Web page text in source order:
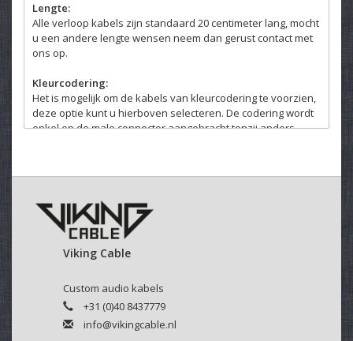
Lengte:
Alle verloop kabels zijn standaard 20 centimeter lang, mocht
u een andere lengte wensen neem dan gerust contact met
ons op.
Kleurcodering:
Het is mogelijk om de kabels van kleurcodering te voorzien,
deze optie kunt u hierboven selecteren. De codering wordt
enkel op de male connector aangebracht tenzij anders
Viking Cable
Custom audio kabels
+31 (0)40 8437779
info@vikingcable.nl